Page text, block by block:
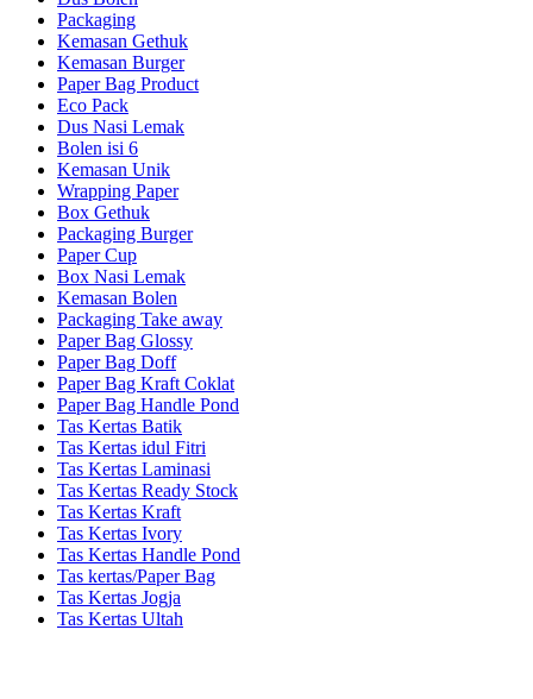
Packaging
Kemasan Gethuk
Kemasan Burger
Paper Bag Product
Eco Pack
Dus Nasi Lemak
Bolen isi 6
Kemasan Unik
Wrapping Paper
Box Gethuk
Packaging Burger
Paper Cup
Box Nasi Lemak
Kemasan Bolen
Packaging Take away
Paper Bag Glossy
Paper Bag Doff
Paper Bag Kraft Coklat
Paper Bag Handle Pond
Tas Kertas Batik
Tas Kertas idul Fitri
Tas Kertas Laminasi
Tas Kertas Ready Stock
Tas Kertas Kraft
Tas Kertas Ivory
Tas Kertas Handle Pond
Tas kertas/Paper Bag
Tas Kertas Jogja
Tas Kertas Ultah